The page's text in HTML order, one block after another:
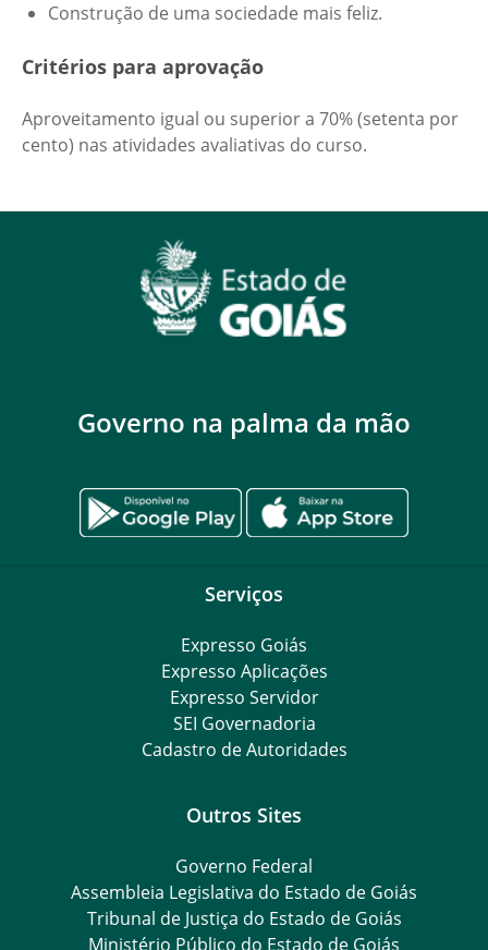
Construção de uma sociedade mais feliz.
Critérios para aprovação
Aproveitamento igual ou superior a 70% (setenta por
cento) nas atividades avaliativas do curso.
Governo na palma da mão
Serviços
Expresso Goiás
Expresso Aplicações
Expresso Servidor
SEI Governadoria
Cadastro de Autoridades
Outros Sites
Governo Federal
Assembleia Legislativa do Estado de Goiás
Tribunal de Justiça do Estado de Goiás
Ministério Público do Estado de Goiás